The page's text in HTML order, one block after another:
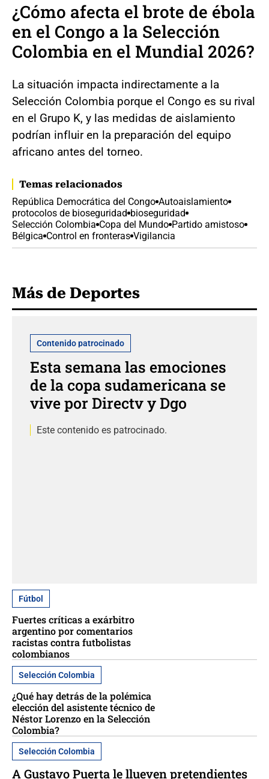
¿Cómo afecta el brote de ébola
en el Congo a la Selección
Colombia en el Mundial 2026?
La situación impacta indirectamente a la
Selección Colombia porque el Congo es su rival
en el Grupo K, y las medidas de aislamiento
podrían influir en la preparación del equipo
africano antes del torneo.
Temas relacionados
República Democrática del Congo Autoaislamiento
protocolos de bioseguridad bioseguridad
Selección Colombia Copa del Mundo Partido amistoso
Bélgica Control en fronteras Vigilancia
Más de Deportes
Contenido patrocinado
Esta semana las emociones
de la copa sudamericana se
vive por Directv y Dgo
Este contenido es patrocinado.
Fútbol
Fuertes críticas a exárbitro
argentino por comentarios
racistas contra futbolistas
colombianos
Selección Colombia
¿Qué hay detrás de la polémica
elección del asistente técnico de
Néstor Lorenzo en la Selección
Colombia?
Selección Colombia
A Gustavo Puerta le llueven pretendientes